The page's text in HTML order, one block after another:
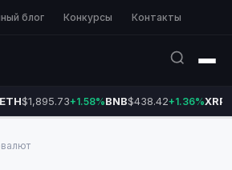
блог Конкурсы Контакты
ETH$1,895.73+1.58%BNB$438.42+1.36%XRP